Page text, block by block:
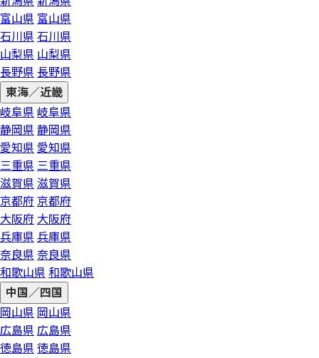
富山県 富山県
石川県 石川県
山梨県 山梨県
長野県 長野県
東海／近畿
岐阜県 岐阜県
静岡県 静岡県
愛知県 愛知県
三重県 三重県
滋賀県 滋賀県
京都府 京都府
大阪府 大阪府
兵庫県 兵庫県
奈良県 奈良県
和歌山県 和歌山県
中国／四国
岡山県 岡山県
広島県 広島県
徳島県 徳島県